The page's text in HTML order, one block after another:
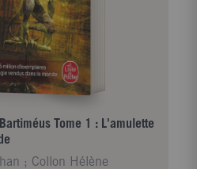
Tome 1 : L'amulette
; Collon Hélène